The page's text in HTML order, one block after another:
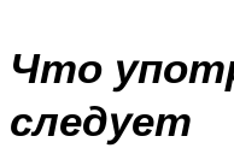
Что
следует